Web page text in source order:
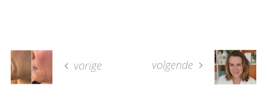
vorige volgende